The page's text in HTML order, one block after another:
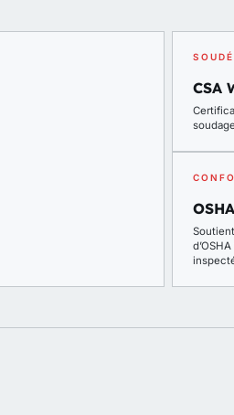
CSA